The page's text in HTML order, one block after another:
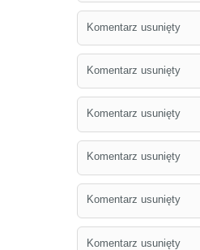
Komentarz usunięty
Komentarz usunięty
Komentarz usunięty
Komentarz usunięty
Komentarz usunięty
Komentarz usunięty